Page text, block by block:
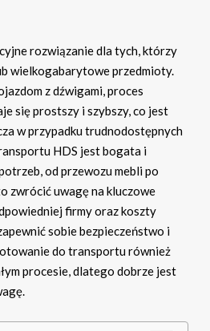
rozwiązanie dla tych, którzy
wielkogabarytowe przedmioty.
z dźwigami, proces
się prostszy i szybszy, co jest
w przypadku trudnodostępnych
HDS jest bogata i
od przewozu mebli po
zwrócić uwagę na kluczowe
firmy oraz koszty
sobie bezpieczeństwo i
do transportu również
procesie, dlatego dobrze jest